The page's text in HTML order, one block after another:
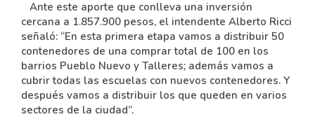
Ante este aporte que conlleva una inversión
cercana a 1.857.900 pesos, el intendente Alberto Ricci
señaló: “En esta primera etapa vamos a distribuir 50
contenedores de una comprar total de 100 en los
barrios Pueblo Nuevo y Talleres; además vamos a
cubrir todas las escuelas con nuevos contenedores. Y
después vamos a distribuir los que queden en varios
sectores de la ciudad”.